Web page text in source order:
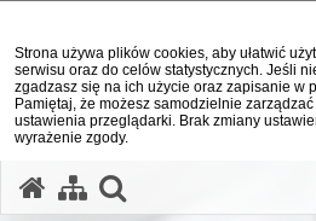
Strona używa plików cookies, aby ułatwić
serwisu oraz do celów statystycznych. Jeśli
zgadzasz się na ich użycie oraz zapisanie w
Pamiętaj, że możesz samodzielnie
ustawienia przeglądarki. Brak zmiany
wyrażenie zgody.